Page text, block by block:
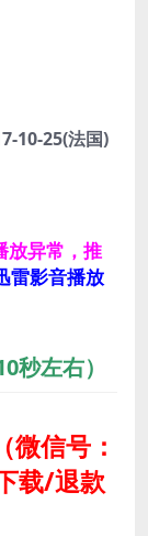
10-25(法国)
放异常，推
雷影音播放
秒左右）
微信号：
载/退款